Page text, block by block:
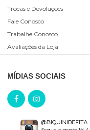
Trocas e Devoluções
Fale Conosco
Trabalhe Conosco
Avaliações da Loja
MÍDIAS SOCIAIS
@BIQUINIDEFITA